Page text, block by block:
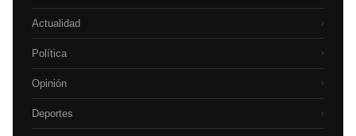
Actualidad ›
Política ›
Opinión ›
Deportes ›